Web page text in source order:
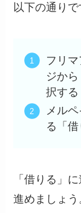
以下の通りで
フリ
ジか
択する
メル
る「
「借りる」
進めましょう